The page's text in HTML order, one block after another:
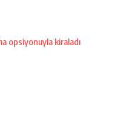
opsiyonuyla kiraladı